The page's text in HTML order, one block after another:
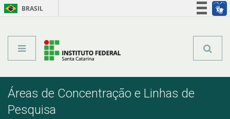
BRASIL
Áreas de Concentração e Linhas de
Pesquisa